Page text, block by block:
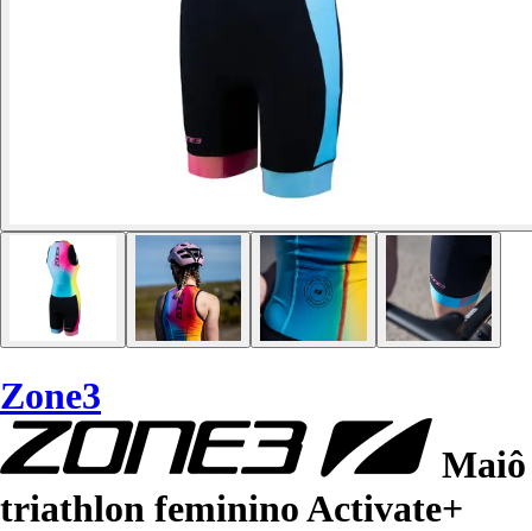
Zone3
Maiô
triathlon feminino Activate+